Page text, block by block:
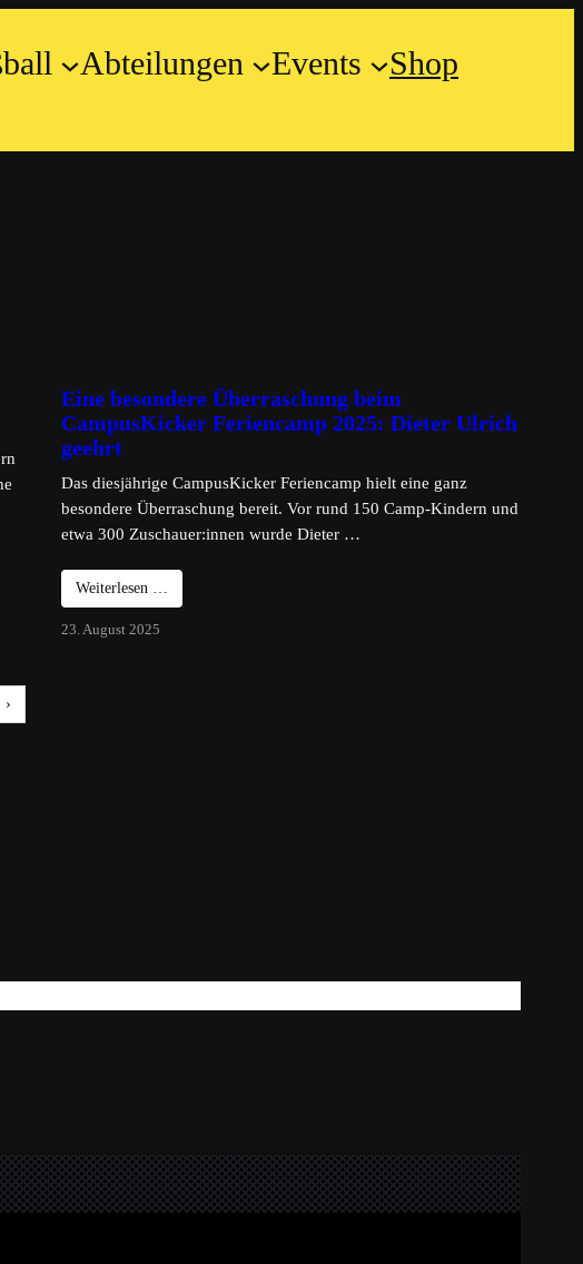
Abteilungen Events Shop
Eine besondere Überraschung beim
CampusKicker Feriencamp 2025: Dieter Ulrich
geehrt
Das diesjährige CampusKicker Feriencamp hielt eine ganz
besondere Überraschung bereit. Vor rund 150 Camp-Kindern und
etwa 300 Zuschauer:innen wurde Dieter …
Weiterlesen …
23. August 2025
›